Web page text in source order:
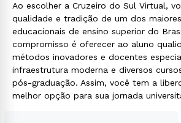
Ao escolher a Cruzeiro do Sul Virtual,
qualidade e tradição de um dos
educacionais de ensino superior do
compromisso é oferecer ao aluno
métodos inovadores e docentes
infraestrutura moderna e diversos
pós-graduação. Assim, você tem a
melhor opção para sua jornada
Rápido e fácil
WhatsApp
ou